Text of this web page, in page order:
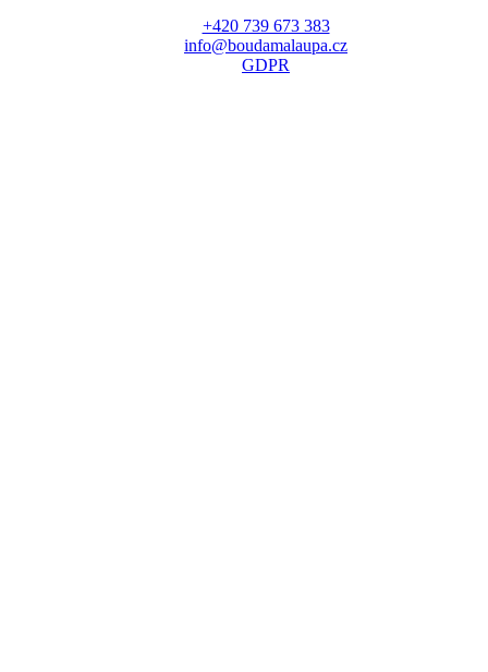
+420 739 673 383
info@boudamalaupa.cz
GDPR